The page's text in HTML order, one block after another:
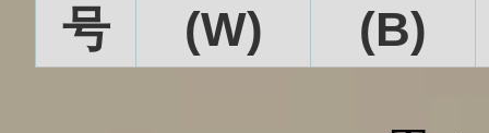
号
(W)
(B)